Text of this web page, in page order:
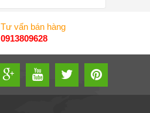
Tư vấn bán hàng
0913809628